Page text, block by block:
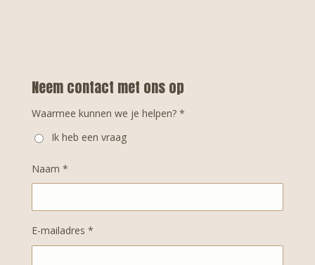
Neem contact met ons op
Waarmee kunnen we je helpen? *
Ik heb een vraag
Naam *
E-mailadres *